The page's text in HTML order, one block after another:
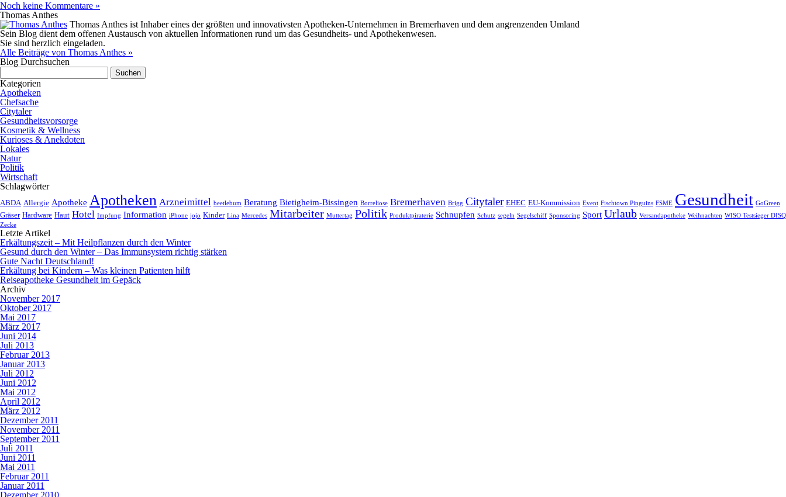
Noch keine Kommentare »
Thomas Anthes
Thomas Anthes ist Inhaber eines der größten und innovativsten Apotheken-Unternehmen in Bremerhaven und dem angrenzenden Umland
Sein Blog dient dem offenen Austausch von aktuellen Informationen rund um das Gesundheits- und Apothekenwesen.
Sie sind herzlich eingeladen.
Alle Beiträge von Thomas Anthes »
Blog Durchsuchen
Suchen
nach:
Kategorien
Apotheken
Chefsache
Citytaler
Gesundheitsvorsorge
Kosmetik & Wellness
Kurioses & Anekdoten
Lokales
Natur
Politik
Wirtschaft
Schlagwörter
ABDA Allergie Apotheke Apotheken Arzneimittel beetlebum Beratung Bietigheim-Bissingen Borreliose Bremerhaven Brigg Citytaler EHEC EU-Kommission Event Fischtown Pinguins FSME Gesundheit GoGreen
Gräser Hardware Haut Hotel Impfung Information iPhone jojo Kinder Lina Mercedes Mitarbeiter Muttertag Politik Produktpiraterie Schnupfen Schutz segeln Segelschiff Sponsoring Sport Urlaub Versandapotheke Weihnachten WISO Testsieger DISQ
Zecke
Letzte Artikel
Erkältungszeit – Mit Heilpflanzen durch den Winter
Gesund durch den Winter – Das Immunsystem richtig stärken
Gute Nacht Deutschland!
Erkältung bei Kindern – Was kleinen Patienten hilft
Reiseapotheke Gesundheit im Gepäck
Archiv
November 2017
Oktober 2017
Mai 2017
März 2017
Juni 2014
Juli 2013
Februar 2013
Januar 2013
Juli 2012
Juni 2012
Mai 2012
April 2012
März 2012
Dezember 2011
November 2011
September 2011
Juli 2011
Juni 2011
Mai 2011
Februar 2011
Januar 2011
Dezember 2010